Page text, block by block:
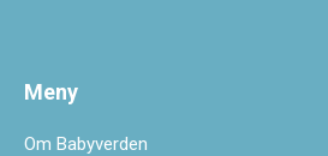
Meny
Om Babyverden